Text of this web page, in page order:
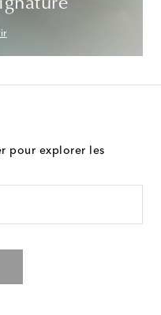
pour explorer les